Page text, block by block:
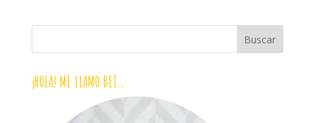
¡HOLA! ME LLAMO BEI…